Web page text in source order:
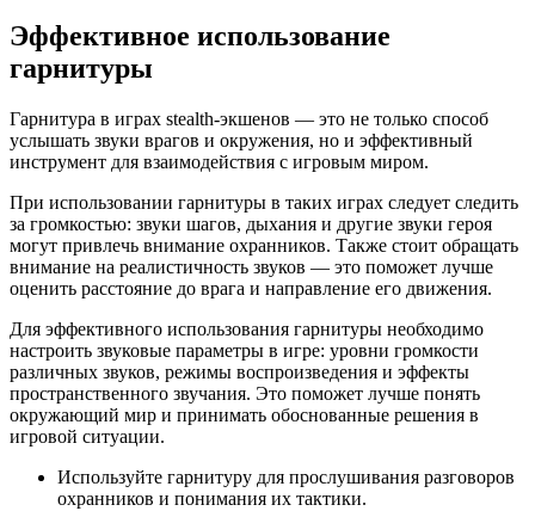
Эффективное использование
гарнитуры
Гарнитура в играх stealth-экшенов — это не только способ
услышать звуки врагов и окружения, но и эффективный
инструмент для взаимодействия с игровым миром.
При использовании гарнитуры в таких играх следует следить
за громкостью: звуки шагов, дыхания и другие звуки героя
могут привлечь внимание охранников. Также стоит обращать
внимание на реалистичность звуков — это поможет лучше
оценить расстояние до врага и направление его движения.
Для эффективного использования гарнитуры необходимо
настроить звуковые параметры в игре: уровни громкости
различных звуков, режимы воспроизведения и эффекты
пространственного звучания. Это поможет лучше понять
окружающий мир и принимать обоснованные решения в
игровой ситуации.
Используйте гарнитуру для прослушивания разговоров
охранников и понимания их тактики.